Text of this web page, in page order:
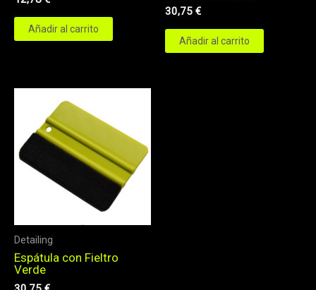
Añadir al carrito
30,75 €
Añadir al carrito
Detailing
Espátula con Fieltro
Verde